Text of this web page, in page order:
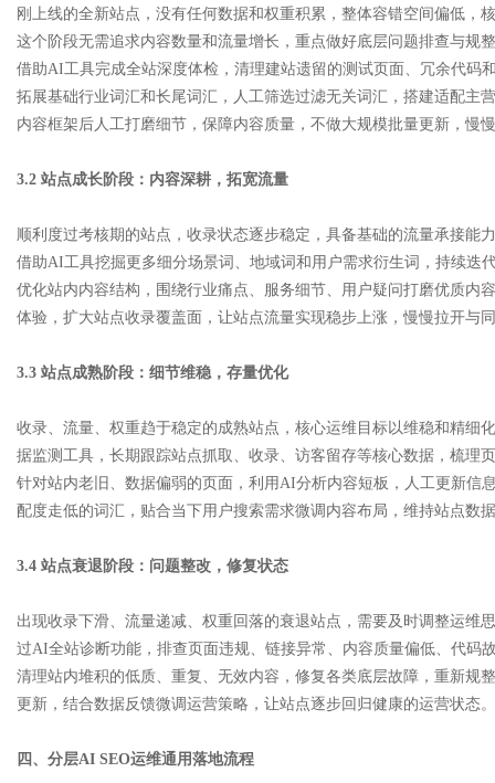
刚上线的全新站点，没有任何数据和权重积累，整体容错空间偏低，
这个阶段无需追求内容数量和流量增长，重点做好底层问题排查与规
借助AI工具完成全站深度体检，清理建站遗留的测试页面、冗余代码
拓展基础行业词汇和长尾词汇，人工筛选过滤无关词汇，搭建适配主
内容框架后人工打磨细节，保障内容质量，不做大规模批量更新，慢
3.2 站点成长阶段：内容深耕，拓宽流量
顺利度过考核期的站点，收录状态逐步稳定，具备基础的流量承接能
借助AI工具挖掘更多细分场景词、地域词和用户需求衍生词，持续迭
优化站内内容结构，围绕行业痛点、服务细节、用户疑问打磨优质内
体验，扩大站点收录覆盖面，让站点流量实现稳步上涨，慢慢拉开与
3.3 站点成熟阶段：细节维稳，存量优化
收录、流量、权重趋于稳定的成熟站点，核心运维目标以维稳和精细
据监测工具，长期跟踪站点抓取、收录、访客留存等核心数据，梳理
针对站内老旧、数据偏弱的页面，利用AI分析内容短板，人工更新信
配度走低的词汇，贴合当下用户搜索需求微调内容布局，维持站点数
3.4 站点衰退阶段：问题整改，修复状态
出现收录下滑、流量递减、权重回落的衰退站点，需要及时调整运维
过AI全站诊断功能，排查页面违规、链接异常、内容质量偏低、代码
清理站内堆积的低质、重复、无效内容，修复各类底层故障，重新规
更新，结合数据反馈微调运营策略，让站点逐步回归健康的运营状态。
四、分层AI SEO运维通用落地流程